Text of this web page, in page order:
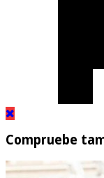
Compruebe